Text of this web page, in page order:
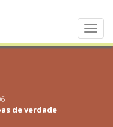
de verdade